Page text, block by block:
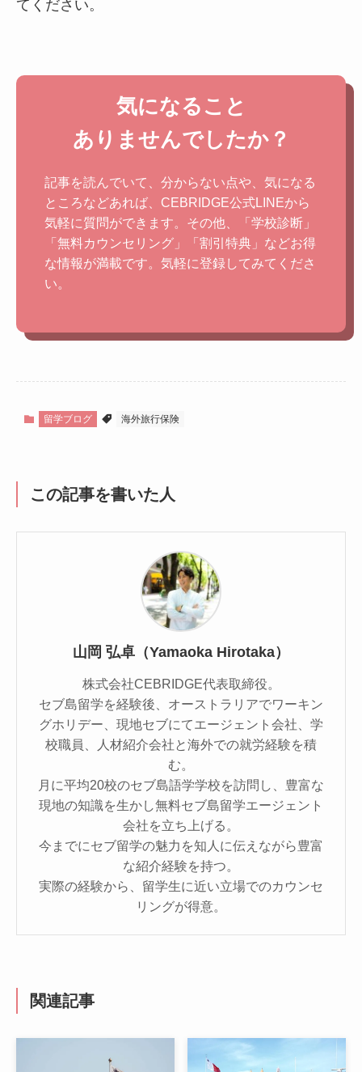
てください。
気になること
ありませんでしたか？
記事を読んでいて、分からない点や、気になる
ところなどあれば、CEBRIDGE公式LINEから
気軽に質問ができます。その他、「学校診断」
「無料カウンセリング」「割引特典」などお得
な情報が満載です。気軽に登録してみてくださ
い。
留学ブログ 海外旅行保険
この記事を書いた人
山岡 弘卓（Yamaoka Hirotaka）
株式会社CEBRIDGE代表取締役。
セブ島留学を経験後、オーストラリアでワーキン
グホリデー、現地セブにてエージェント会社、学
校職員、人材紹介会社と海外での就労経験を積
む。
月に平均20校のセブ島語学学校を訪問し、豊富な
現地の知識を生かし無料セブ島留学エージェント
会社を立ち上げる。
今までにセブ留学の魅力を知人に伝えながら豊富
な紹介経験を持つ。
実際の経験から、留学生に近い立場でのカウンセ
リングが得意。
関連記事